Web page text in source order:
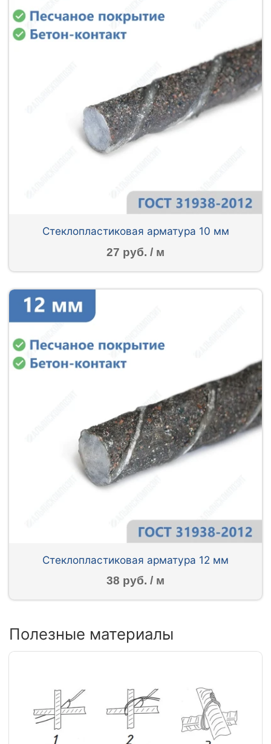
Стеклопластиковая арматура 10 мм
27 руб. / м
Стеклопластиковая арматура 12 мм
38 руб. / м
Полезные материалы